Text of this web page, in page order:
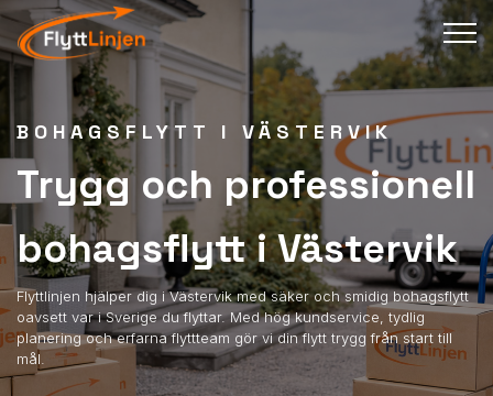
BOHAGSFLYTT I VÄSTERVIK
Trygg och professionell
bohagsflytt i Västervik
Flyttlinjen hjälper dig i Västervik med säker och smidig bohagsflytt
oavsett var i Sverige du flyttar. Med hög kundservice, tydlig
planering och erfarna flyttteam gör vi din flytt trygg från start till
mål.